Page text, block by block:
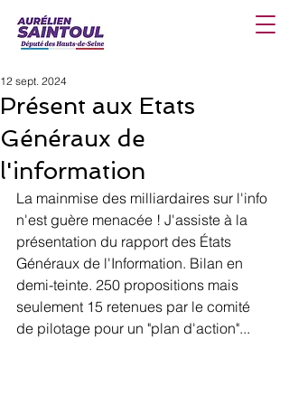
Présent aux Etats
Généraux de
l'information
12 sept. 2024
La mainmise des milliardaires sur l'info
n'est guère menacée ! J'assiste à la
présentation du rapport des États
Généraux de l'Information. Bilan en
demi-teinte. 250 propositions mais
seulement 15 retenues par le comité
de pilotage pour un "plan d'action"...